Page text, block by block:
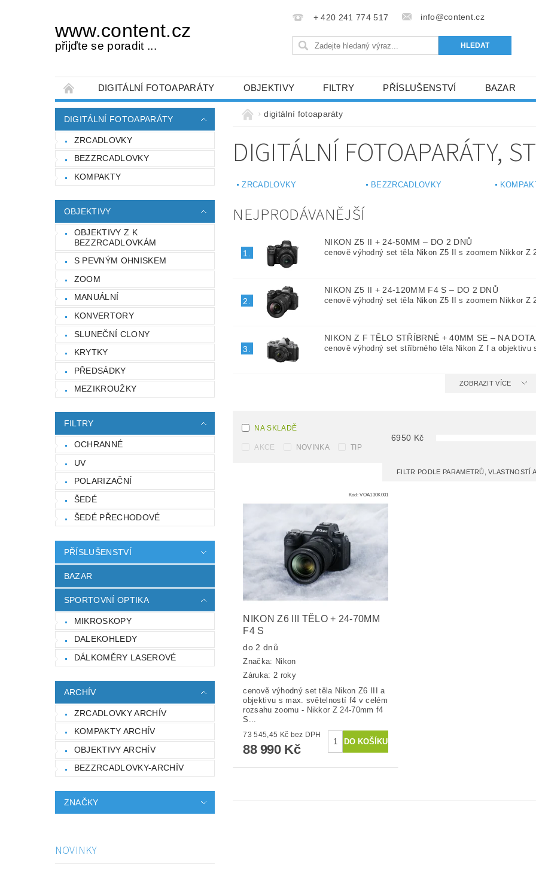
www.content.cz
přijďte se poradit ...
+ 420 241 774 517 info@content.cz
DIGITÁLNÍ FOTOAPARÁTY OBJEKTIVY FILTRY PŘÍSLUŠENSTVÍ BAZAR
OBCHODNÍ PODMÍNKY NAPIŠTE NÁM KONTAKTY
DIGITÁLNÍ FOTOAPARÁTY
ZRCADLOVKY
BEZZRCADLOVKY
KOMPAKTY
OBJEKTIVY
OBJEKTIVY Z K
BEZZRCADLOVKÁM
S PEVNÝM OHNISKEM
ZOOM
MANUÁLNÍ
KONVERTORY
SLUNEČNÍ CLONY
KRYTKY
PŘEDSÁDKY
MEZIKROUŽKY
FILTRY
OCHRANNÉ
UV
POLARIZAČNÍ
ŠEDÉ
ŠEDÉ PŘECHODOVÉ
PŘÍSLUŠENSTVÍ
BAZAR
SPORTOVNÍ OPTIKA
MIKROSKOPY
DALEKOHLEDY
DÁLKOMĚRY LASEROVÉ
ARCHÍV
ZRCADLOVKY ARCHÍV
KOMPAKTY ARCHÍV
OBJEKTIVY ARCHÍV
BEZZRCADLOVKY-ARCHÍV
ZNAČKY
NOVINKY
digitální fotoaparáty
DIGITÁLNÍ FOTOAPARÁTY,
ZRCADLOVKY BEZZRCADLOVKY
NEJPRODÁVANĚJŠÍ
1.
NIKON Z5 II + 24-50MM – DO 2 DNŮ
cenově výhodný set těla Nikon Z5 II s zoomem Nikkor Z
2.
NIKON Z5 II + 24-120MM F4 S – DO 2 DNŮ
cenově výhodný set těla Nikon Z5 II s zoomem Nikkor Z
3.
NIKON Z F TĚLO STŘÍBRNÉ + 40MM SE – NA
cenově výhodný set stříbrného těla Nikon Z f a objektivu
ZOBRAZIT VÍCE
NA SKLADĚ
AKCE NOVINKA TIP
6950 Kč
FILTR PODLE PARAMETRŮ, VLASTNOSTÍ
Kód:VOA130K001
NIKON Z6 III TĚLO + 24-70MM
F4 S
do 2 dnů
Značka: Nikon
Záruka: 2 roky
cenově výhodný set těla Nikon Z6 III a
objektivu s max. světelností f4 v celém
rozsahu zoomu - Nikkor Z 24-70mm f4
S...
73 545,45 Kč bez DPH
88 990 Kč